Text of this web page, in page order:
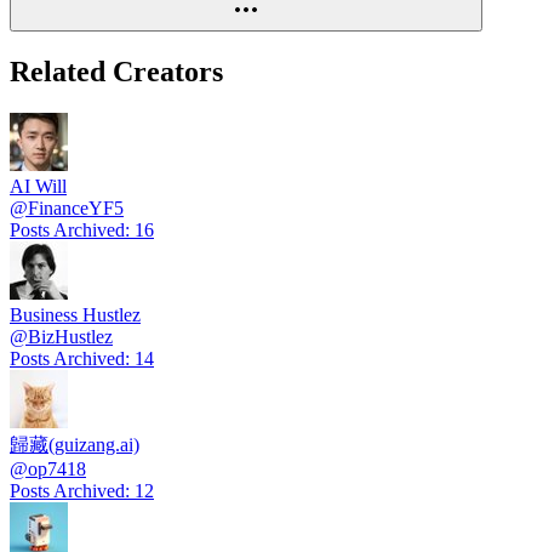
Related Creators
AI Will
@FinanceYF5
Posts Archived: 16
Business Hustlez
@BizHustlez
Posts Archived: 14
歸藏(guizang.ai)
@op7418
Posts Archived: 12